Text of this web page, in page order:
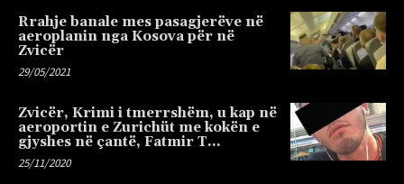
Rrahje banale mes pasagjerëve në
aeroplanin nga Kosova për në
Zvicër
29/05/2021
Zvicër, Krimi i tmerrshëm, u kap në
aeroportin e Zurichüt me kokën e
gjyshes në çantë, Fatmir T…
25/11/2020